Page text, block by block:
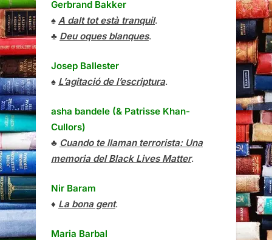
Gerbrand Bakker
♠ A dalt tot està tranquil.
♣ Deu oques blanques.
Josep Ballester
♠ L’agitació de l’escriptura.
asha bandele (& Patrisse Khan-
Cullors)
♣ Cuando te llaman terrorista: Una
memoria del Black Lives Matter.
Nir Baram
♦ La bona gent.
Maria Barbal